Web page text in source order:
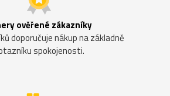
ověřené zákazníky
doporučuje nákup na základně
spokojenosti.